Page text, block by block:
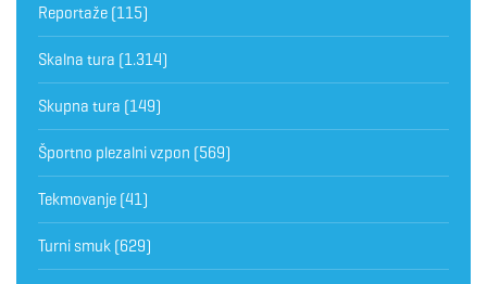
Reportaže (115)
Skalna tura (1.314)
Skupna tura (149)
Športno plezalni vzpon (569)
Tekmovanje (41)
Turni smuk (629)